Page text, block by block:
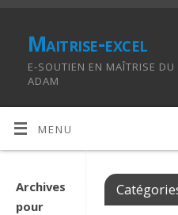
Maitrise-excel
E-SOUTIEN EN MAÎTRISE DU
ADAM
MENU
Archives
pour